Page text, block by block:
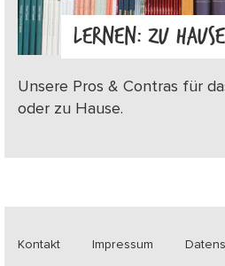
LERNEN: ZU
Unsere Pros & Contras für
oder zu Hause.
Kontakt Impressum